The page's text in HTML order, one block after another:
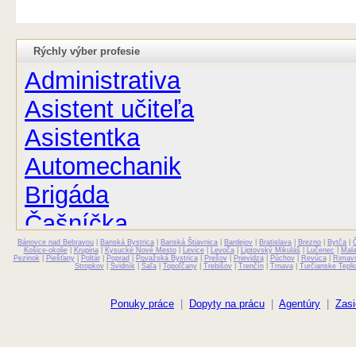
Rýchly výber profesie
Administrativa
Asistent učiteľa
Asistentka
Automechanik
Brigáda
Čašníčka
Čašník
Farmaceut
Bánovce nad Bebravou Banská Bystrica Banská Štiavnica Bardejov Bratislava Brezno Bytča |
Košice-okolie| Krupina| Kysucké Nové Mesto| Levice| Levoča| Liptovský Mikuláš Lučenec
Pezinok
Piešťany| Poltár| Poprad Považská Bystrica| Prešov| Prievidza| Púchov| Revúca|
Stropkov| Svidník Šaľa| Topoľčany| Trebišov| Trenčín| Trnava| Turčianske
Ponuky práce Dopyty na prácu Agentúry